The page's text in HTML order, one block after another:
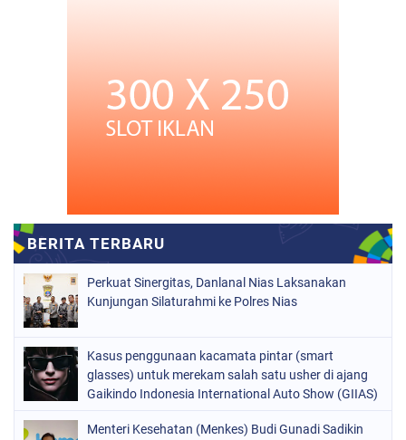
Perkuat Sinergitas, Danlanal Nias Laksanakan
Kunjungan Silaturahmi ke Polres Nias
Kasus penggunaan kacamata pintar (smart
glasses) untuk merekam salah satu usher di ajang
Gaikindo Indonesia International Auto Show (GIIAS)
Menteri Kesehatan (Menkes) Budi Gunadi Sadikin